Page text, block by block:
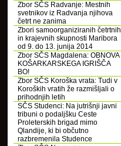
Zbor SČS Radvanje: Mestnih
svetnikov iz Radvanja njihova
četrt ne zanima
Zbori samoorganiziranih četrtnih
in krajevnih skupnosti Maribora
od 9. do 13. junija 2014
Zbor SČS Magdalena: OBNOVA
KOŠARKARSKEGA IGRIŠČA
BO!
Zbor SČS Koroška vrata: Tudi v
Koroških vratih že razmišljali o
prihodnjih letih
SČS Studenci: Na jutrišnji javni
tribuni o podaljšku Ceste
Proleterskih brigad mimo
Qlandije, ki bi občutno
razbremenila Studence